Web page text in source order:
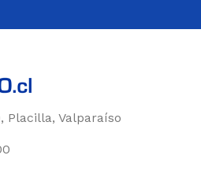
Placilla, Valparaíso